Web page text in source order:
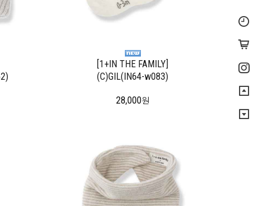
[1+IN THE FAMILY]
(C)GIL(IN64-w083)
28,000원